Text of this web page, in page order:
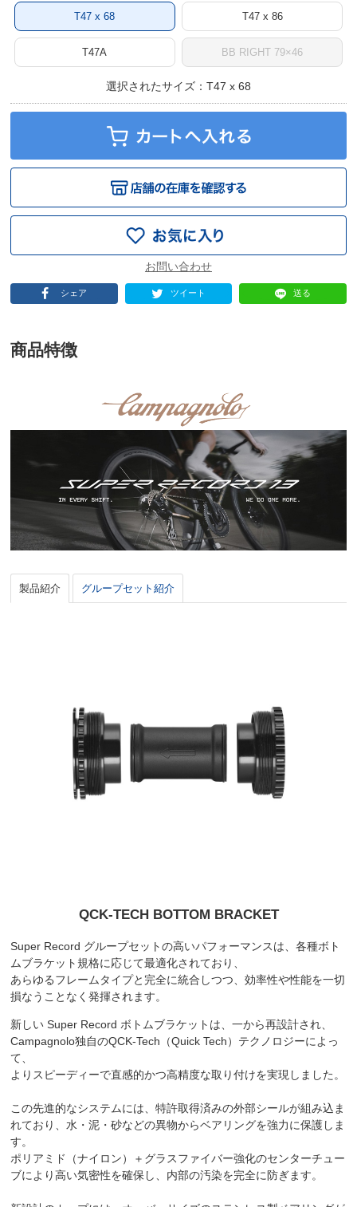
T47 x 68 T47 x 86
T47A BB RIGHT 79×46
選択されたサイズ：T47 x 68
シェア ツイート 送る
商品特徴
製品紹介 グループセット紹介
QCK-TECH BOTTOM BRACKET
Super Record グループセットの高いパフォーマンスは、各種ボト
ムブラケット規格に応じて最適化されており、
あらゆるフレームタイプと完全に統合しつつ、効率性や性能を一切
損なうことなく発揮されます。
新しい Super Record ボトムブラケットは、一から再設計され、
Campagnolo独自のQCK-Tech（Quick Tech）テクノロジーによっ
て、
よりスピーディーで直感的かつ高精度な取り付けを実現しました。
この先進的なシステムには、特許取得済みの外部シールが組み込ま
れており、水・泥・砂などの異物からベアリングを強力に保護しま
す。
ポリアミド（ナイロン）＋グラスファイバー強化のセンターチュー
ブにより高い気密性を確保し、内部の汚染を完全に防ぎます。